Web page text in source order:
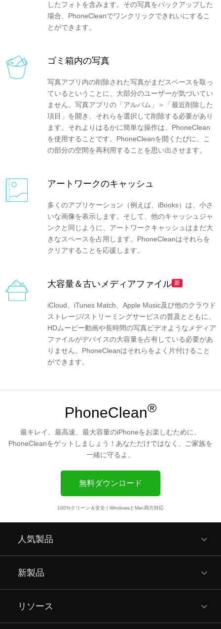
したフォトを含みます。その写真をバックアップした
場合、PhoneCleanでワンクリックできれいにするこ
とができます。
ゴミ箱内の写真
写真アプリ内の削除された写真がまだスベースを取っ
ているということに、大部分のユーザーが気づいてい
ません。写真アプリの「アルバム」＞「最近削除した
項目」を開き、それらを選択して削除する必要があり
ます。それよりはるかに簡単な操作は、PhoneClean
を使用することです。PhoneCleanを開くたびに、こ
の部分の空間を再利用することを思い出させます。
アートワークのキャッシュ
多くのアプリケーション（例えば、iBooks）は、小さ
いな画像を表示します。そして、他のキャッシュジャ
ンクと同じように、アートワークキャッシュはまだ大
きなスペースを占用します。PhoneCleanはそれらを
クリアすることを応援します。
大容量＆古いメディアファイル 新
iCloud、iTunes Match、Apple Music及び他のクラウド
ストレージ/ストリーミングサービスの普及とともに、
HDムービー動画や長時間の写真ビデオようなメディア
ファイルがデバイスの大容量を占有している必要があ
りません。PhoneCleanはそれらをよく片付けること
ができます。
PhoneClean®
最キレイ、最高速、最大容量のiPhoneをお楽しむために、
PhoneCleanをゲットしましょう！あなただけではなく、ご家族を
一緒に守るよ。
無料ダウンロード
100%クリーン＆安全 | WindowsとMac両方対応
人気製品
新製品
リソース